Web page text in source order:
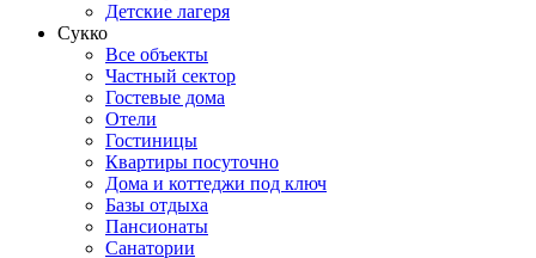
Детские лагеря
Сукко
Все объекты
Частный сектор
Гостевые дома
Отели
Гостиницы
Квартиры посуточно
Дома и коттеджи под ключ
Базы отдыха
Пансионаты
Санатории